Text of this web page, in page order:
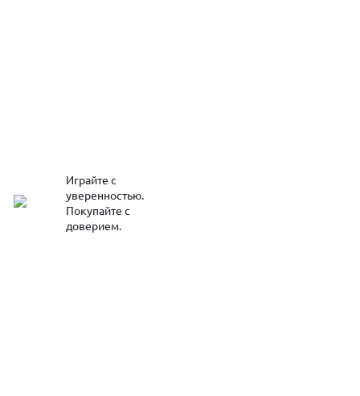
Играйте с
уверенностью.
Покупайте с
доверием.